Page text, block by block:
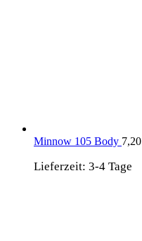
Minnow 105 Body 7,20
Lieferzeit: 3-4 Tage